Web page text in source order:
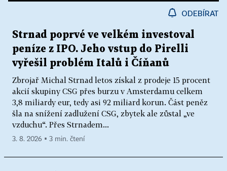
ODEBÍRAT
Strnad poprvé ve velkém investoval
peníze z IPO. Jeho vstup do Pirelli
vyřešil problém Italů i Číňanů
Zbrojař Michal Strnad letos získal z prodeje 15 procent
akcií skupiny CSG přes burzu v Amsterdamu celkem
3,8 miliardy eur, tedy asi 92 miliard korun. Část peněz
šla na snížení zadlužení CSG, zbytek ale zůstal „ve
vzduchu“. Přes Strnadem...
3. 8. 2026 ▪ 3 min. čtení